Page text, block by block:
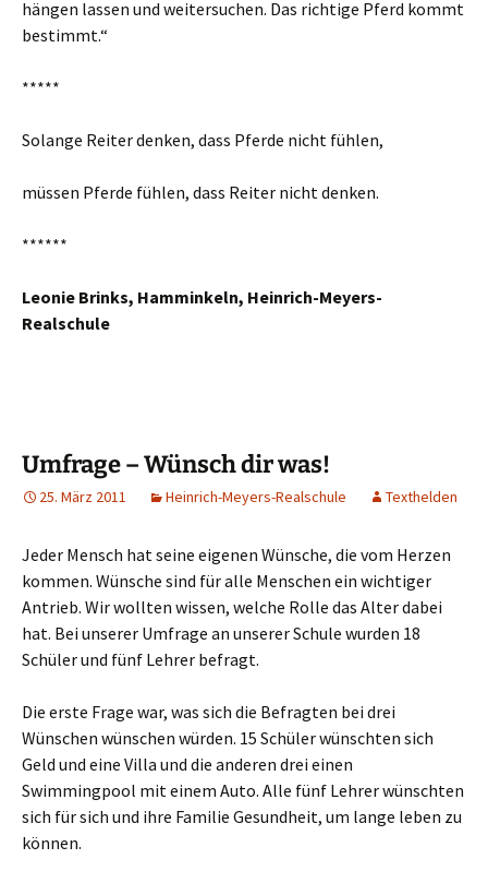
hängen lassen und weitersuchen. Das richtige Pferd kommt
bestimmt.“
*****
Solange Reiter denken, dass Pferde nicht fühlen,
müssen Pferde fühlen, dass Reiter nicht denken.
******
Leonie Brinks, Hamminkeln, Heinrich-Meyers-
Realschule
Umfrage – Wünsch dir was!
25. März 2011 Heinrich-Meyers-Realschule Texthelden
Jeder Mensch hat seine eigenen Wünsche, die vom Herzen
kommen. Wünsche sind für alle Menschen ein wichtiger
Antrieb. Wir wollten wissen, welche Rolle das Alter dabei
hat. Bei unserer Umfrage an unserer Schule wurden 18
Schüler und fünf Lehrer befragt.
Die erste Frage war, was sich die Befragten bei drei
Wünschen wünschen würden. 15 Schüler wünschten sich
Geld und eine Villa und die anderen drei einen
Swimmingpool mit einem Auto. Alle fünf Lehrer wünschten
sich für sich und ihre Familie Gesundheit, um lange leben zu
können.